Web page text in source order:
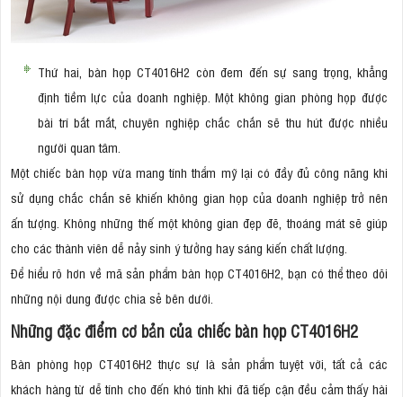
Thứ hai, bàn họp CT4016H2 còn đem đến sự sang trọng, khẳng
định tiềm lực của doanh nghiệp. Một không gian phòng họp được
bài trí bắt mắt, chuyên nghiệp chắc chắn sẽ thu hút được nhiều
người quan tâm.
Một chiếc bàn họp vừa mang tính thẩm mỹ lại có đầy đủ công năng khi
sử dụng chắc chắn sẽ khiến không gian họp của doanh nghiệp trở nên
ấn tượng. Không những thế một không gian đẹp đẽ, thoáng mát sẽ giúp
cho các thành viên dễ nảy sinh ý tưởng hay sáng kiến chất lượng.
Để hiểu rõ hơn về mã sản phẩm bàn họp CT4016H2, bạn có thể theo dõi
những nội dung được chia sẻ bên dưới.
Những đặc điểm cơ bản của chiếc bàn họp CT4016H2
Bàn phòng họp CT4016H2 thực sự là sản phẩm tuyệt vời, tất cả các
khách hàng từ dễ tính cho đến khó tính khi đã tiếp cận đều cảm thấy hài